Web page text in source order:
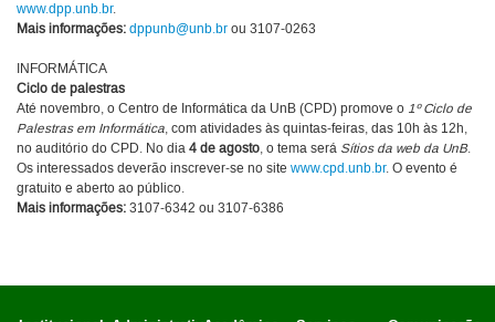
www.dpp.unb.br.
Mais informações: dppunb@unb.br ou 3107-0263
INFORMÁTICA
Ciclo de palestras
Até novembro, o Centro de Informática da UnB (CPD) promove o 1º Ciclo de
Palestras em Informática, com atividades às quintas-feiras, das 10h às 12h,
no auditório do CPD. No dia 4 de agosto, o tema será Sítios da web da UnB.
Os interessados deverão inscrever-se no site www.cpd.unb.br. O evento é
gratuito e aberto ao público.
Mais informações: 3107-6342 ou 3107-6386